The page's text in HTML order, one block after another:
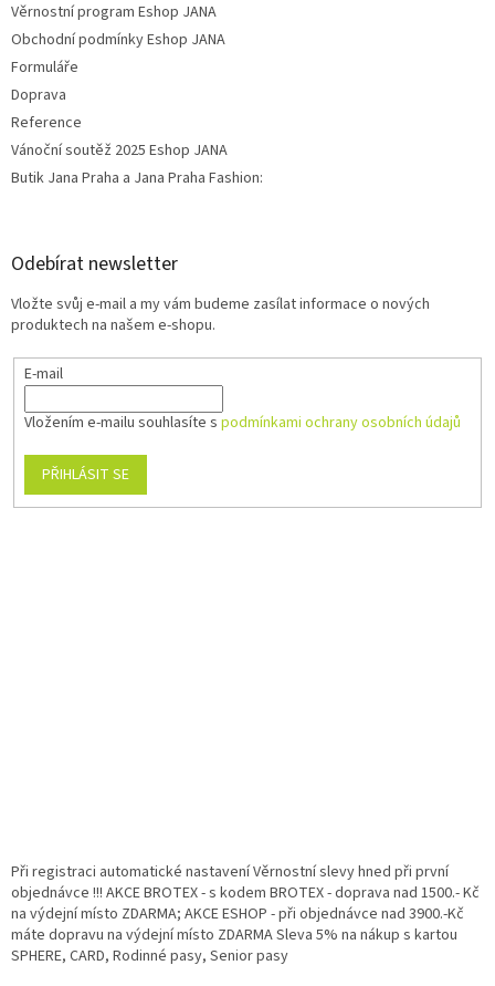
Věrnostní program Eshop JANA
Obchodní podmínky Eshop JANA
Formuláře
Doprava
Reference
Vánoční soutěž 2025 Eshop JANA
Butik Jana Praha a Jana Praha Fashion:
Odebírat newsletter
Vložte svůj e-mail a my vám budeme zasílat informace o nových
produktech na našem e-shopu.
E-mail
Vložením e-mailu souhlasíte s podmínkami ochrany osobních údajů
PŘIHLÁSIT SE
Při registraci automatické nastavení Věrnostní slevy hned při první
objednávce !!! AKCE BROTEX - s kodem BROTEX - doprava nad 1500.- Kč
na výdejní místo ZDARMA; AKCE ESHOP - při objednávce nad 3900.-Kč
máte dopravu na výdejní místo ZDARMA Sleva 5% na nákup s kartou
SPHERE, CARD, Rodinné pasy, Senior pasy